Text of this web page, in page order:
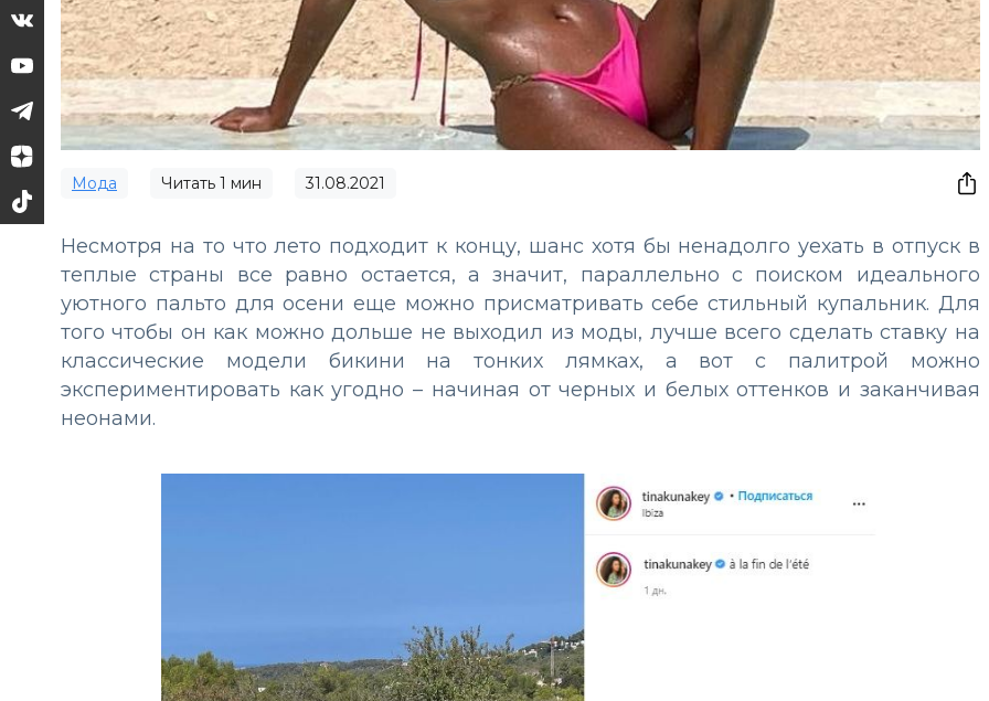
Мода Читать 1 мин 31.08.2021
Несмотря на то что лето подходит к концу, шанс хотя бы ненадолго уехать в отпуск в
теплые страны все равно остается, а значит, параллельно с поиском идеального
уютного пальто для осени еще можно присматривать себе стильный купальник. Для
того чтобы он как можно дольше не выходил из моды, лучше всего сделать ставку на
классические модели бикини на тонких лямках, а вот с палитрой можно
экспериментировать как угодно – начиная от черных и белых оттенков и заканчивая
неонами.